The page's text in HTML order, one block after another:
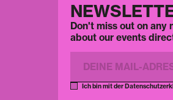
Don't miss out on
about our events
Ich bin mit der